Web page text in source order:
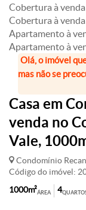
Cobertura à
Cobertura à
Apartamento à
Apartamento à
Olá, o imóvel
mas não se
Casa em
venda no
Vale,
Condomínio
Código do imóvel:
ÁREA
1000m² 4